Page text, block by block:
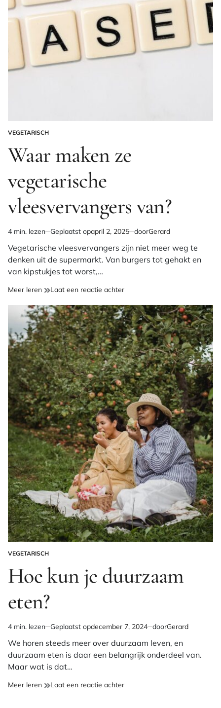
GEPLAATST
VEGETARISCH
Waar maken ze
vegetarische
vleesvervangers van?
Geschatte
leestijd
4 min. lezen Geplaatst opapril 2, 2025 doorGerard
Vegetarische vleesvervangers zijn niet meer weg te
denken uit de supermarkt. Van burgers tot gehakt en
van kipstukjes tot worst,…
Meer leren Laat een reactie achterop
maken
ze
vegetarische
vleesvervangers
van?
GEPLAATST
VEGETARISCH
Hoe kun je duurzaam
eten?
Geschatte
leestijd
4 min. lezen Geplaatst opdecember 7, 2024 doorGerard
We horen steeds meer over duurzaam leven, en
duurzaam eten is daar een belangrijk onderdeel van.
Maar wat is dat…
Meer leren Laat een reactie achterop